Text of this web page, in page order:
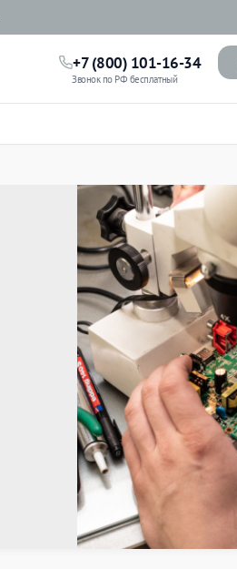
+7 (800) 101-16-34
Звонок по РФ бесплатный